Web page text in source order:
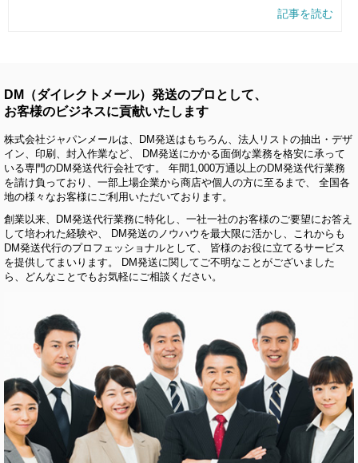
記事を読む
DM（ダイレクトメール）発送のプロとして、
お客様のビジネスに貢献いたします
株式会社ジャパンメールは、DM発送はもちろん、法人リストの抽出・デザ
イン、印刷、封入作業など、 DM発送にかかる面倒な業務を格安に承って
いる専門のDM発送代行会社です。 年間1,000万通以上のDM発送代行業務
を請け負っており、一部上場企業から商店や個人の方に至るまで、 全国各
地の様々なお客様にご利用いただいております。
創業以来、DM発送代行業務に特化し、一社一社のお客様のご要望にお答え
して培われた経験や、 DM発送のノウハウを最大限に活かし、これからも
DM発送代行のプロフェッショナルとして、 皆様のお役に立てるサービス
を提供してまいります。 DM発送に関してご不明なことがございました
ら、どんなことでもお気軽にご相談ください。